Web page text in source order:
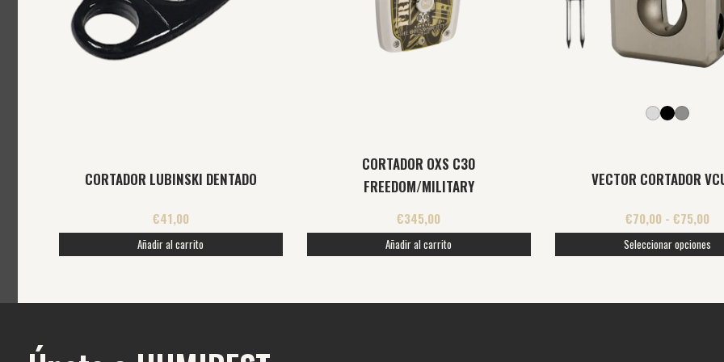
CORTADOR LUBINSKI DENTADO
€41,00
Añadir al carrito
CORTADOR OXS C30
FREEDOM/MILITARY
€345,00
Añadir al carrito
VECTOR CORTADOR
€70,00 - €75,00
Seleccionar opciones
opciones
se
pueden
en
de